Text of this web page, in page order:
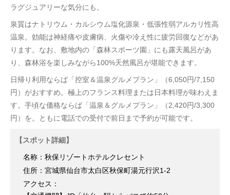
ラグジュアリーな気分にも。
泉質はナトリウム・カルシウム塩化源泉・低張性弱アルカリ性高
温泉。効能は神経痛や皮膚病、火傷や冷え性に疲労回復などがあ
ります。なお、敷地内の「森林スポーツ園」にも露天風呂があ
り、森林浴を楽しみながら100%天然風呂が堪能できます。
日帰り利用ならば「控室＆温泉グルメプラン」（6,050円/7,150
円）がおすすめ。極上のフランス料理または日本料理が味わえま
す。手頃な価格ならば「温泉＆グルメプラン」（2,420円/3,300
円）を。ともに電話での受付で前日まで予約が可能です。
【スポット詳細】
名称：秋保リゾートホテルクレセント
住所：宮城県仙台市太白区秋保町湯元行沢1-2
アクセス：